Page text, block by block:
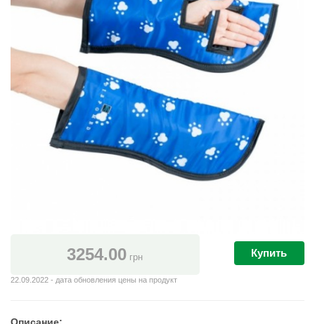
3254.00 грн
22.09.2022 - дата обновления цены на продукт
Купить